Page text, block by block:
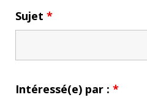
Sujet *
Intéressé(e) par : *